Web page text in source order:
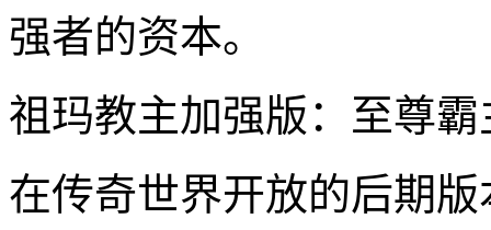
强者的资本。
祖玛教主加强版：至尊霸
在传奇世界开放的后期